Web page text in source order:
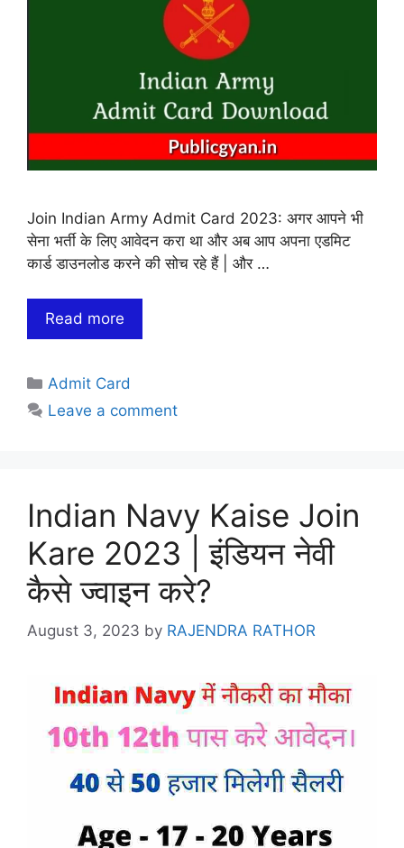
Join Indian Army Admit Card 2023: अगर आपने भी
सेना भर्ती के लिए आवेदन करा था और अब आप अपना एडमिट
कार्ड डाउनलोड करने की सोच रहे हैं | और …
Read more
Categories
Admit Card
Leave a comment
Indian Navy Kaise Join
Kare 2023 | इंडियन नेवी
कैसे ज्वाइन करे?
August 3, 2023 by RAJENDRA RATHOR